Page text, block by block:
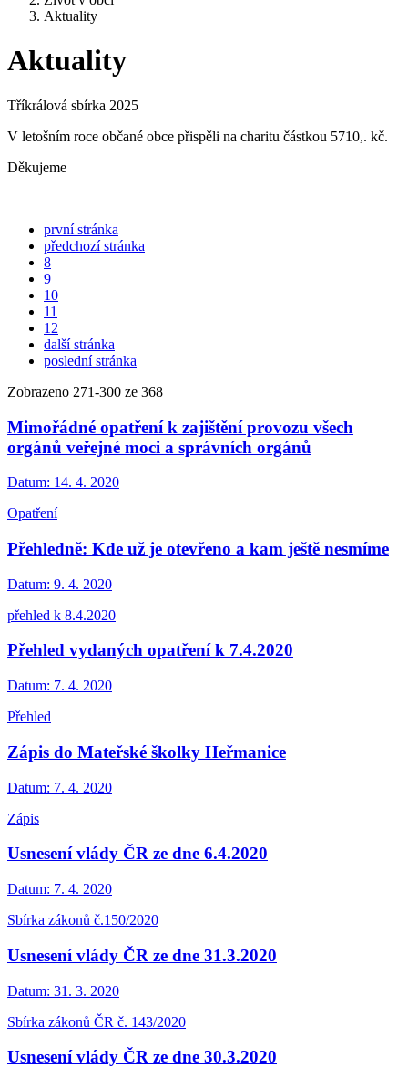
Aktuality
Aktuality
Tříkrálová sbírka 2025
V letošním roce občané obce přispěli na charitu částkou 5710,. kč.
Děkujeme
první stránka
předchozí stránka
8
9
10
11
12
další stránka
poslední stránka
Zobrazeno 271-300 ze 368
Mimořádné opatření k zajištění provozu všech
orgánů veřejné moci a správních orgánů
Datum: 14. 4. 2020
Opatření
Přehledně: Kde už je otevřeno a kam ještě nesmíme
Datum: 9. 4. 2020
přehled k 8.4.2020
Přehled vydaných opatření k 7.4.2020
Datum: 7. 4. 2020
Přehled
Zápis do Mateřské školky Heřmanice
Datum: 7. 4. 2020
Zápis
Usnesení vlády ČR ze dne 6.4.2020
Datum: 7. 4. 2020
Sbírka zákonů č.150/2020
Usnesení vlády ČR ze dne 31.3.2020
Datum: 31. 3. 2020
Sbírka zákonů ČR č. 143/2020
Usnesení vlády ČR ze dne 30.3.2020